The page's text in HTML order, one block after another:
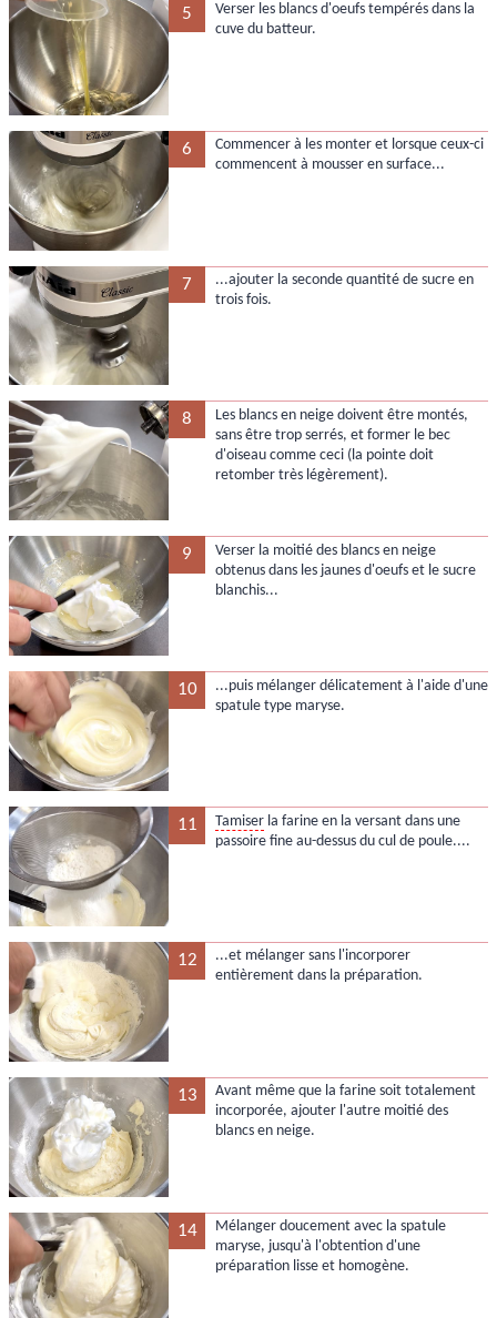
5
Verser les blancs d'oeufs tempérés dans la
cuve du batteur.
6
Commencer à les monter et lorsque ceux-ci
commencent à mousser en surface...
7
...ajouter la seconde quantité de sucre en
trois fois.
8
Les blancs en neige doivent être montés,
sans être trop serrés, et former le bec
d'oiseau comme ceci (la pointe doit
retomber très légèrement).
9
Verser la moitié des blancs en neige
obtenus dans les jaunes d'oeufs et le sucre
blanchis...
10
...puis mélanger délicatement à l'aide d'une
spatule type maryse.
11 Tamiserla farine en la versant dans une
passoire fine au-dessus du cul de poule....
12
...et mélanger sans l'incorporer
entièrement dans la préparation.
13
Avant même que la farine soit totalement
incorporée, ajouter l'autre moitié des
blancs en neige.
14
Mélanger doucement avec la spatule
maryse, jusqu'à l'obtention d'une
préparation lisse et homogène.